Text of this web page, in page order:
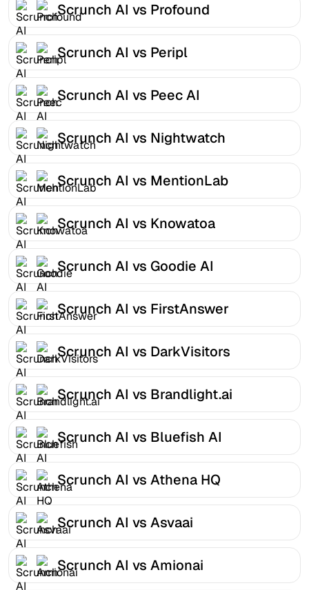
Scrunch AI vs Profound
Scrunch AI vs Peripl
Scrunch AI vs Peec AI
Scrunch AI vs Nightwatch
Scrunch AI vs MentionLab
Scrunch AI vs Knowatoa
Scrunch AI vs Goodie AI
Scrunch AI vs FirstAnswer
Scrunch AI vs DarkVisitors
Scrunch AI vs Brandlight.ai
Scrunch AI vs Bluefish AI
Scrunch AI vs Athena HQ
Scrunch AI vs Asvaai
Scrunch AI vs Amionai